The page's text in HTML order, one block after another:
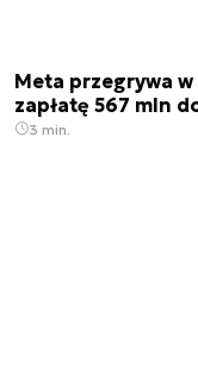
Meta przegrywa w
zapłatę 567 mln
3 min.